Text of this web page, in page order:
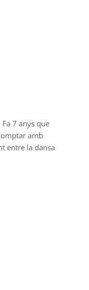
7 anys que
amb
entre la dansa